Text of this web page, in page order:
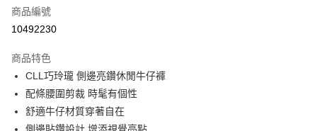
信用卡分期付款
合作金庫商業銀行
華南商業銀行
上海商業儲蓄銀行
國泰世華商業銀行
臺灣中小企業銀行
超商取貨付款
LINE Pay
Apple Pay
商品編號
10492230
商品特色
CLL巧玲瓏 側邊亮鑽休閒牛仔褲
配條腰圍剪裁 時髦有個性
舒適牛仔材質穿著自在